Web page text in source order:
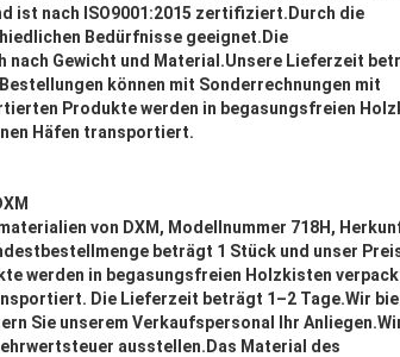
ist nach ISO9001:2015 zertifiziert.Durch die
Bedürfnisse geeignet.Die
Gewicht und Material.Unsere Lieferzeit
können mit Sonderrechnungen mit
Produkte werden in begasungsfreien
Häfen transportiert.
von DXM, Modellnummer 718H,
beträgt 1 Stück und unser
werden in begasungsfreien Holzkisten
Die Lieferzeit beträgt 1–2 Tage.Wir
Sie unserem Verkaufspersonal Ihr
ausstellen.Das Material des